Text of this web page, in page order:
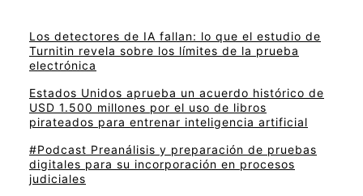
Los detectores de IA fallan: lo que el estudio de
Turnitin revela sobre los límites de la prueba
electrónica
Estados Unidos aprueba un acuerdo histórico de
USD 1.500 millones por el uso de libros
pirateados para entrenar inteligencia artificial
#Podcast Preanálisis y preparación de pruebas
digitales para su incorporación en procesos
judiciales